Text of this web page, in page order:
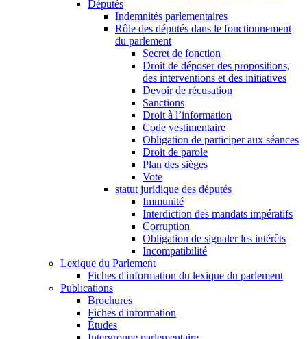
Députés
Indemnités parlementaires
Rôle des députés dans le fonctionnement
du parlement
Secret de fonction
Droit de déposer des propositions,
des interventions et des initiatives
Devoir de récusation
Sanctions
Droit à l’information
Code vestimentaire
Obligation de participer aux séances
Droit de parole
Plan des sièges
Vote
statut juridique des députés
Immunité
Interdiction des mandats impératifs
Corruption
Obligation de signaler les intérêts
Incompatibilité
Lexique du Parlement
Fiches d'information du lexique du parlement
Publications
Brochures
Fiches d'information
Études